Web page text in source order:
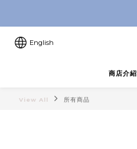
English
商店介紹
View All 所有商品